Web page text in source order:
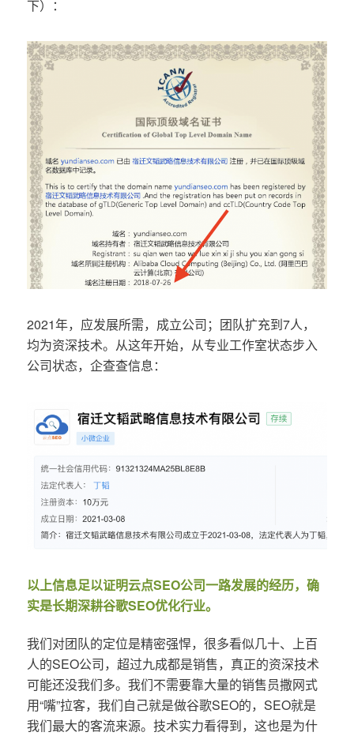
下）：
2021年，应发展所需，成立公司；团队扩充到7人，
均为资深技术。从这年开始，从专业工作室状态步入
公司状态，企查查信息：
以上信息足以证明云点SEO公司一路发展的经历，确
实是长期深耕谷歌SEO优化行业。
我们对团队的定位是精密强悍，很多看似几十、上百
人的SEO公司，超过九成都是销售，真正的资深技术
可能还没我们多。我们不需要靠大量的销售员撒网式
用“嘴”拉客，我们自己就是做谷歌SEO的，SEO就是
我们最大的客流来源。技术实力看得到，这也是为什